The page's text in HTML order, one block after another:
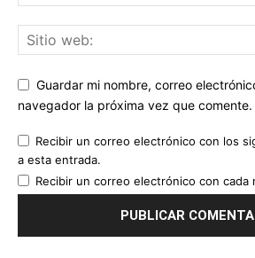
Guardar mi nombre, correo
navegador la próxima vez que comente.
Recibir un correo electrónico con los
a esta entrada.
Recibir un correo electrónico con cada